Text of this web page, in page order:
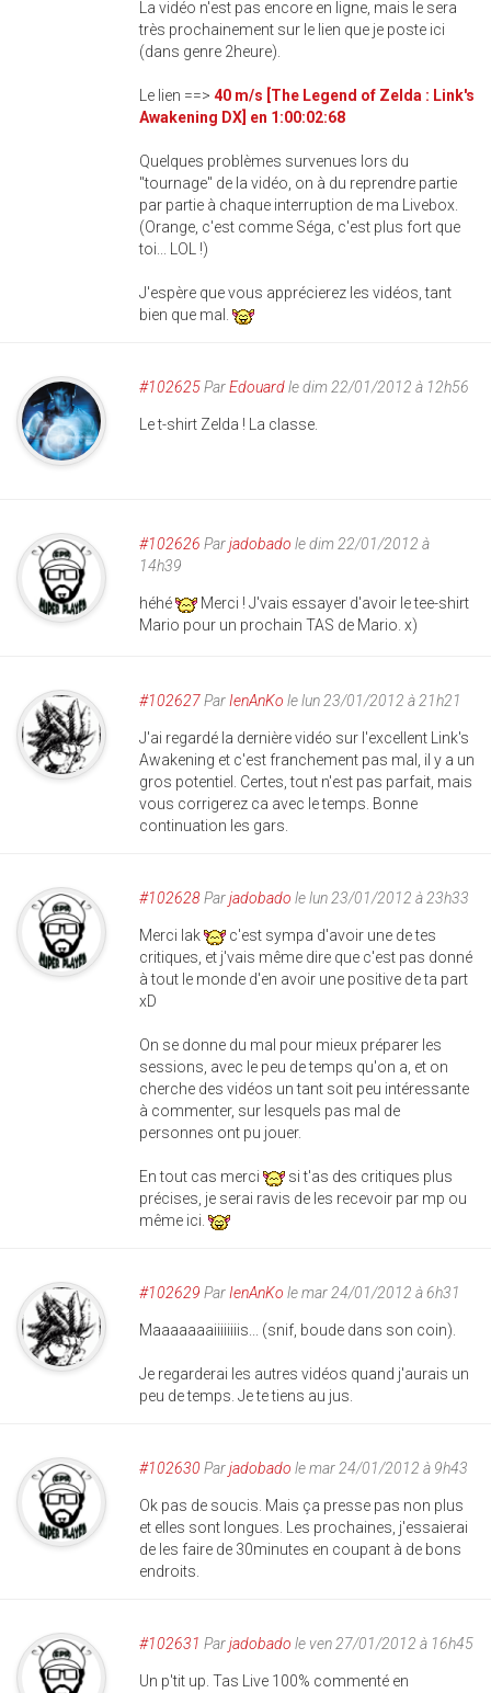
La vidéo n'est pas encore en ligne, mais le sera
très prochainement sur le lien que je poste ici
(dans genre 2heure).
Le lien ==> 40 m/s [The Legend of Zelda : Link's
Awakening DX] en 1:00:02:68
Quelques problèmes survenues lors du
"tournage" de la vidéo, on à du reprendre partie
par partie à chaque interruption de ma Livebox.
(Orange, c'est comme Séga, c'est plus fort que
toi... LOL !)
J'espère que vous apprécierez les vidéos, tant
bien que mal.
#102625ParEdouardle dim 22/01/2012 à 12h56
Le t-shirt Zelda ! La classe.
#102626 Parjadobado le dim 22/01/2012 à
14h39
héhé
Merci ! J'vais essayer d'avoir le tee-shirt
Mario pour un prochain TAS de Mario. x)
#102627ParIenAnKo le lun 23/01/2012 à 21h21
J'ai regardé la dernière vidéo sur l'excellent Link's
Awakening et c'est franchement pas mal, il y a un
gros potentiel. Certes, tout n'est pas parfait, mais
vous corrigerez ca avec le temps. Bonne
continuation les gars.
#102628Parjadobado le lun 23/01/2012 à 23h33
Merci Iak
c'est sympa d'avoir une de tes
critiques, et j'vais même dire que c'est pas donné
à tout le monde d'en avoir une positive de ta part
xD
On se donne du mal pour mieux préparer les
sessions, avec le peu de temps qu'on a, et on
cherche des vidéos un tant soit peu intéressante
à commenter, sur lesquels pas mal de
personnes ont pu jouer.
En tout cas merci
si t'as des critiques plus
précises, je serai ravis de les recevoir par mp ou
même ici.
#102629 ParIenAnKo le mar 24/01/2012 à 6h31
Maaaaaaaiiiiiiiis... (snif, boude dans son coin).
Je regarderai les autres vidéos quand j'aurais un
peu de temps. Je te tiens au jus.
#102630 Parjadobado le mar 24/01/2012 à 9h43
Ok pas de soucis. Mais ça presse pas non plus
et elles sont longues. Les prochaines, j'essaierai
de les faire de 30minutes en coupant à de bons
endroits.
#102631 Parjadobado le ven 27/01/2012 à 16h45
Un p'tit up. Tas Live 100% commenté en